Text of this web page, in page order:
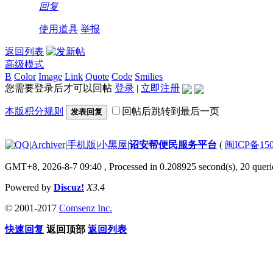
回复
使用道具 举报
返回列表
高级模式
B Color Image Link Quote Code Smilies
您需要登录后才可以回帖 登录 | 立即注册
本版积分规则 发表回复 回帖后跳转到最后一页
|Archiver|手机版|小黑屋|诏安帮便民服务平台 ( 闽ICP备
GMT+8, 2026-8-7 09:40 , Processed in 0.208925 second(s), 20
Powered by Discuz! X3.4
© 2001-2017 Comsenz Inc.
快速回复 返回顶部 返回列表